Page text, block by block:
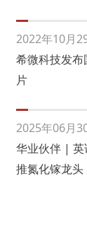
2022年10月
希微科技发
片
2025年06月
华业伙伴 | 英
推氮化镓龙头